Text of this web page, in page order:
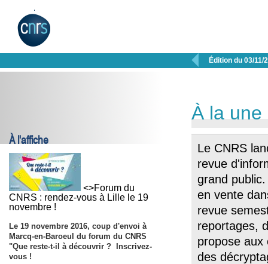
 Édition du 03/11/
À l'affiche
<>Forum du
CNRS : rendez-vous à Lille le 19
novembre !
Le 19 novembre 2016, coup d'envoi à
Marcq-en-Baroeul du forum du CNRS
"Que reste-t-il à découvrir ? Inscrivez-
vous !
À la une
Le CNRS
revue
grand
en vente
revue
reportages,
propose aux
des